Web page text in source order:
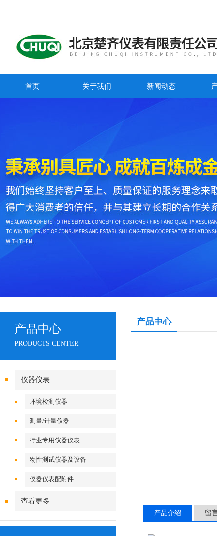
首页 关于我们 新闻动态
产品中心
PRODUCTS CENTER
仪器仪表
环境检测仪器
测量/计量仪器
行业专用仪器仪表
物性测试仪器及设备
仪器仪表配附件
查看更多
产品中心
产品介绍 留